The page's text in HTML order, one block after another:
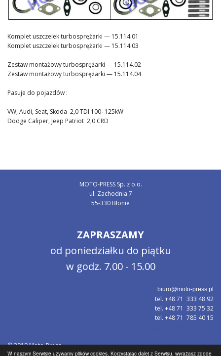
W naszym Serwisie używamy plików cookies. Korzystając dalej z Serwisu, wyrażasz zgodę
Komplet uszczelek turbosprężarki — 15.114.01
Komplet uszczelek turbosprężarki — 15.114.03
Zestaw montażowy turbosprężarki — 15.114.02
Zestaw montażowy turbosprężarki — 15.114.04
Pasuje do pojazdów :
VW, Audi, Seat, Skoda 2,0 TDI 100÷125kW
Dodge Caliper, Jeep Patriot 2,0 CRD
MOTO-PRESS Sp. z o.o.
ul. Zachodnia 7
55-330 Błonie
ZAPRASZAMY
od poniedziałku do piątku
w godz. 7.00 - 15.00
biuro@moto-press.pl
tel. +48 71 333 48 92
tel. +48 71 333 75 32
tel. +48 71 785 40 15
© 2019 Moto-Press